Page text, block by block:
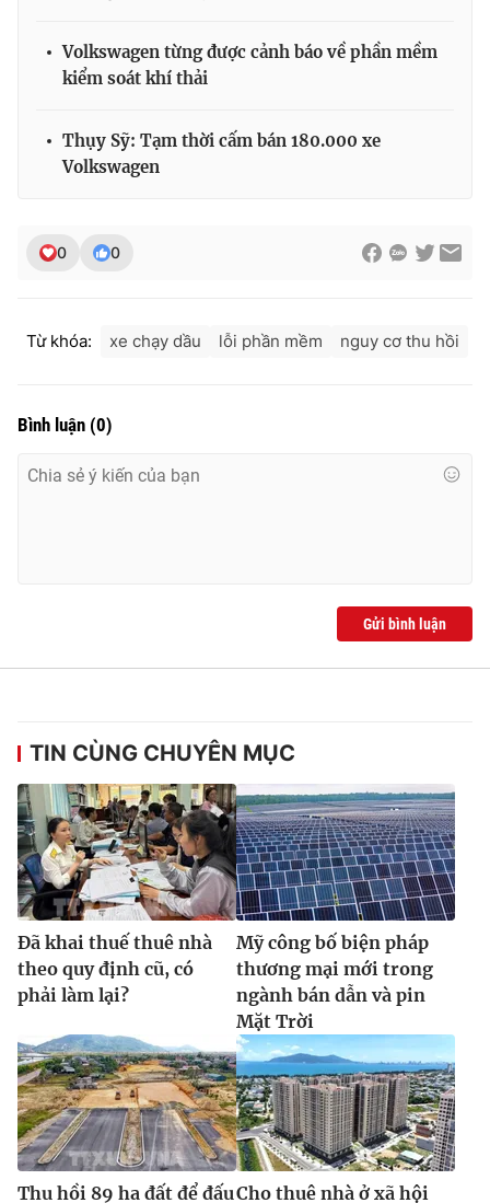
Giấy phép hoạt động báo in và báo điện tử số 483/GP-BTTTT
Phó Tổng Biên tập:
Nguyễn Trọng Ninh
Tổng đài VTV:024.38 355 931 - 024.38 355 932
® Cấm sao chép dưới mọi hình thức nếu không có sự chấp
thuận bằng văn bản. Ghi rõ nguồn VTV.vn khi phát hành lại
thông tin từ website này.
Volkswagen từng được cảnh báo về phần mềm
kiểm soát khí thải
Thụy Sỹ: Tạm thời cấm bán 180.000 xe
Volkswagen
0 0
Từ khóa: xe chạy dầu lỗi phần mềm nguy cơ thu hồi
Bình luận (0)
Gửi bình luận
TIN CÙNG CHUYÊN MỤC
Đã khai thuế thuê nhà
theo quy định cũ, có
phải làm lại?
Mỹ công bố biện pháp
thương mại mới trong
ngành bán dẫn và pin
Mặt Trời
Thu hồi 89 ha đất để đấuCho thuê nhà ở xã hội